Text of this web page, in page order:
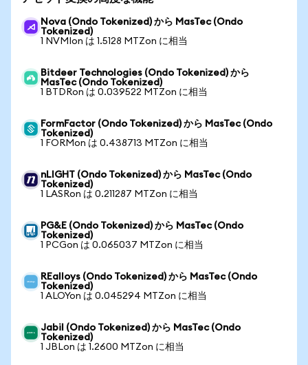
Nova (Ondo Tokenized) から MasTec (Ondo
Tokenized)
1 NVMIon は 1.5128 MTZon に相当
Bitdeer Technologies (Ondo Tokenized) から
MasTec (Ondo Tokenized)
1 BTDRon は 0.039522 MTZon に相当
FormFactor (Ondo Tokenized) から MasTec (Ondo
Tokenized)
1 FORMon は 0.438713 MTZon に相当
nLIGHT (Ondo Tokenized) から MasTec (Ondo
Tokenized)
1 LASRon は 0.211287 MTZon に相当
PG&E (Ondo Tokenized) から MasTec (Ondo
Tokenized)
1 PCGon は 0.065037 MTZon に相当
REalloys (Ondo Tokenized) から MasTec (Ondo
Tokenized)
1 ALOYon は 0.045294 MTZon に相当
Jabil (Ondo Tokenized) から MasTec (Ondo
Tokenized)
1 JBLon は 1.2600 MTZon に相当